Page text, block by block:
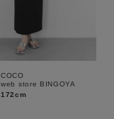
COCO
web store BINGOYA
172cm